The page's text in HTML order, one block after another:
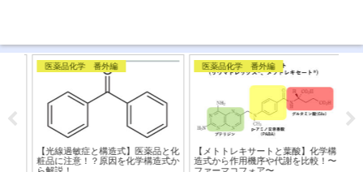
医薬品化学 番外編
【光線過敏症と構造式】医薬品と化
粧品に注意！？原因を化学構造式か
医薬品化学 番外編
【メトトレキサートと葉酸】化学構
造式から作用機序や代謝を比較！〜